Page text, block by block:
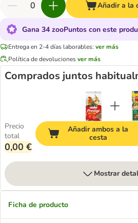
Añadir a la
Gana 34 zooPuntos con este
Entrega en 2-4 días laborables: ver más
Política de devolucionesver más
Comprados juntos
Precio
total
0,00 €
Añadir ambos a la
cesta
Mostrar
Ficha de producto